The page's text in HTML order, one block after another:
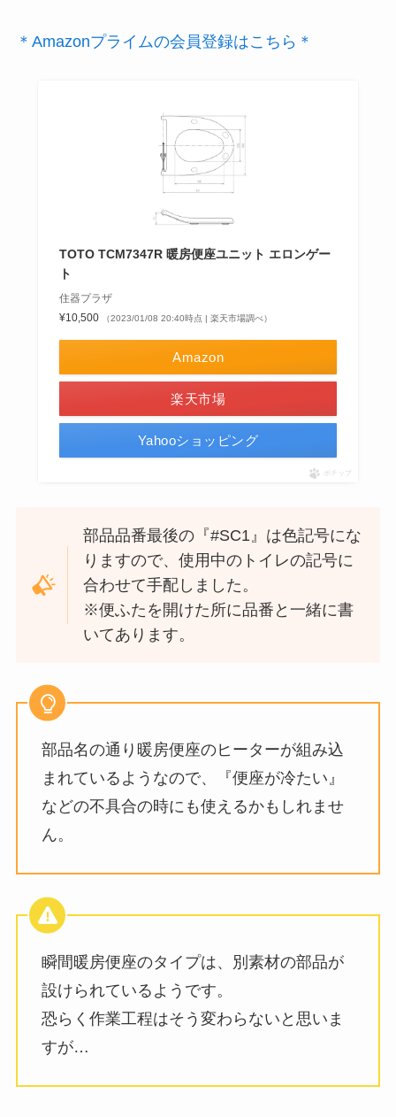
＊Amazonプライムの会員登録はこちら＊
TOTO TCM7347R 暖房便座ユニット エロンゲー
ト
住器プラザ
¥10,500
（2023/01/08 20:40時点 | 楽天市場調べ）
Amazon
楽天市場
Yahooショッピング
ポチップ
部品品番最後の『#SC1』は色記号にな
りますので、使用中のトイレの記号に
合わせて手配しました。
※便ふたを開けた所に品番と一緒に書
いてあります。
部品名の通り暖房便座のヒーターが組み込
まれているようなので、『便座が冷たい』
などの不具合の時にも使えるかもしれませ
ん。
瞬間暖房便座のタイプは、別素材の部品が
設けられているようです。
恐らく作業工程はそう変わらないと思いま
すが…